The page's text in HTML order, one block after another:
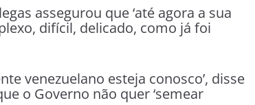
assegurou que ‘até agora a sua
difícil, delicado, como já foi
venezuelano esteja conosco’, disse
o Governo não quer ‘semear